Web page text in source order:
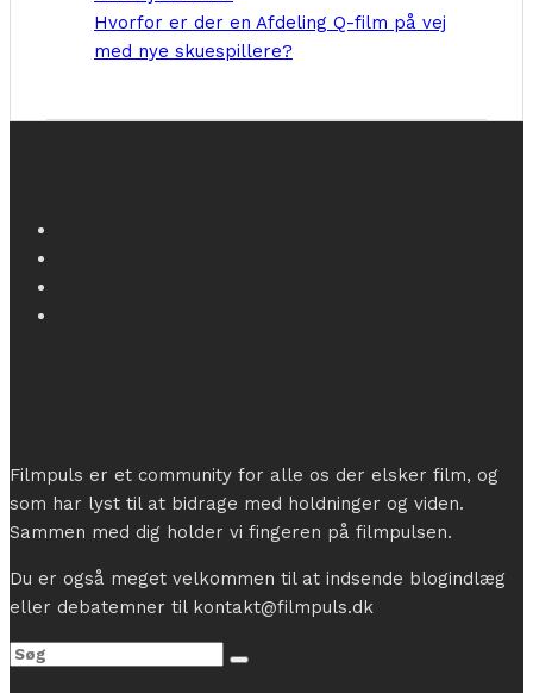
Hvorfor er der en Afdeling Q-film på vej
med nye skuespillere?
Filmpuls er et community for alle os der elsker film, og
som har lyst til at bidrage med holdninger og viden.
Sammen med dig holder vi fingeren på filmpulsen.
Du er også meget velkommen til at indsende blogindlæg
eller debatemner til kontakt@filmpuls.dk